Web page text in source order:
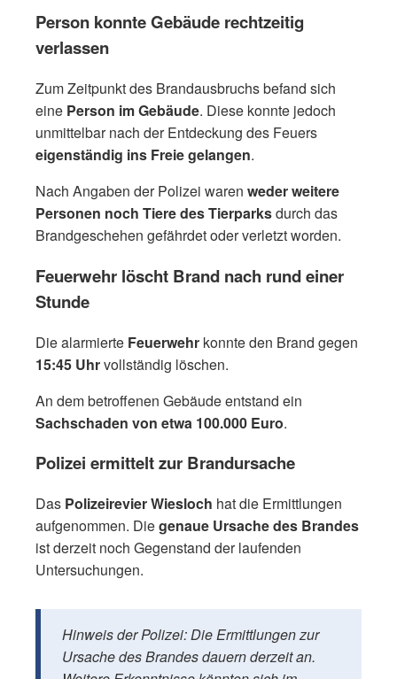
Person konnte Gebäude rechtzeitig
verlassen
Zum Zeitpunkt des Brandausbruchs befand sich
eine Person im Gebäude. Diese konnte jedoch
unmittelbar nach der Entdeckung des Feuers
eigenständig ins Freie gelangen.
Nach Angaben der Polizei waren weder weitere
Personen noch Tiere des Tierparksdurch das
Brandgeschehen gefährdet oder verletzt worden.
Feuerwehr löscht Brand nach rund einer
Stunde
Die alarmierte Feuerwehr konnte den Brand gegen
15:45 Uhrvollständig löschen.
An dem betroffenen Gebäude entstand ein
Sachschaden von etwa 100.000 Euro.
Polizei ermittelt zur Brandursache
Das Polizeirevier Wiesloch hat die Ermittlungen
aufgenommen. Diegenaue Ursache des Brandes
ist derzeit noch Gegenstand der laufenden
Untersuchungen.
Hinweis der Polizei: Die Ermittlungen zur
Ursache des Brandes dauern derzeit an.